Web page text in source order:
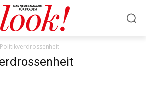
Politikverdrossenheit